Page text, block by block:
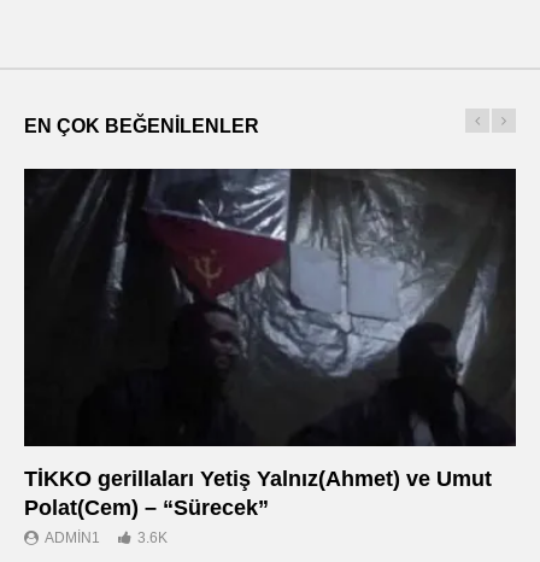
EN ÇOK BEĞENILENLER
TİKKO gerillaları Yetiş Yalnız(Ahmet) ve Umut
Polat(Cem) – “Sürecek”
ADMIN1 3.6K